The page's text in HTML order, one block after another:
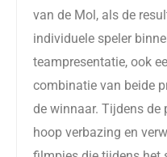
van de Mol, als de
individuele speler
teampresentatie, ook
combinatie van beide
de winnaar. Tijdens de
hoop verbazing en